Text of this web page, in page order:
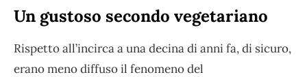
Un gustoso secondo vegetariano
Rispetto all’incirca a una decina di anni fa, di sicuro,
erano meno diffuso il fenomeno del